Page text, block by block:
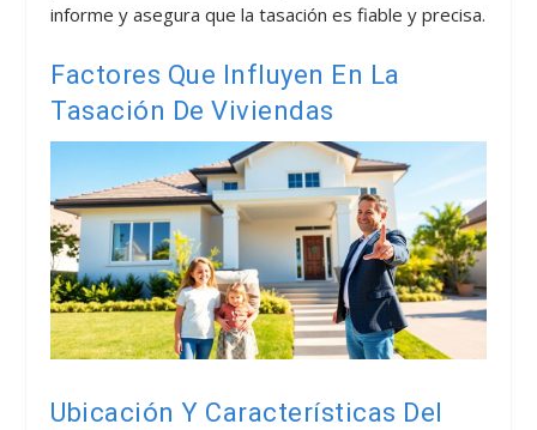
informe y asegura que la tasación es fiable y precisa.
Factores Que Influyen En La
Tasación De Viviendas
Ubicación Y Características Del